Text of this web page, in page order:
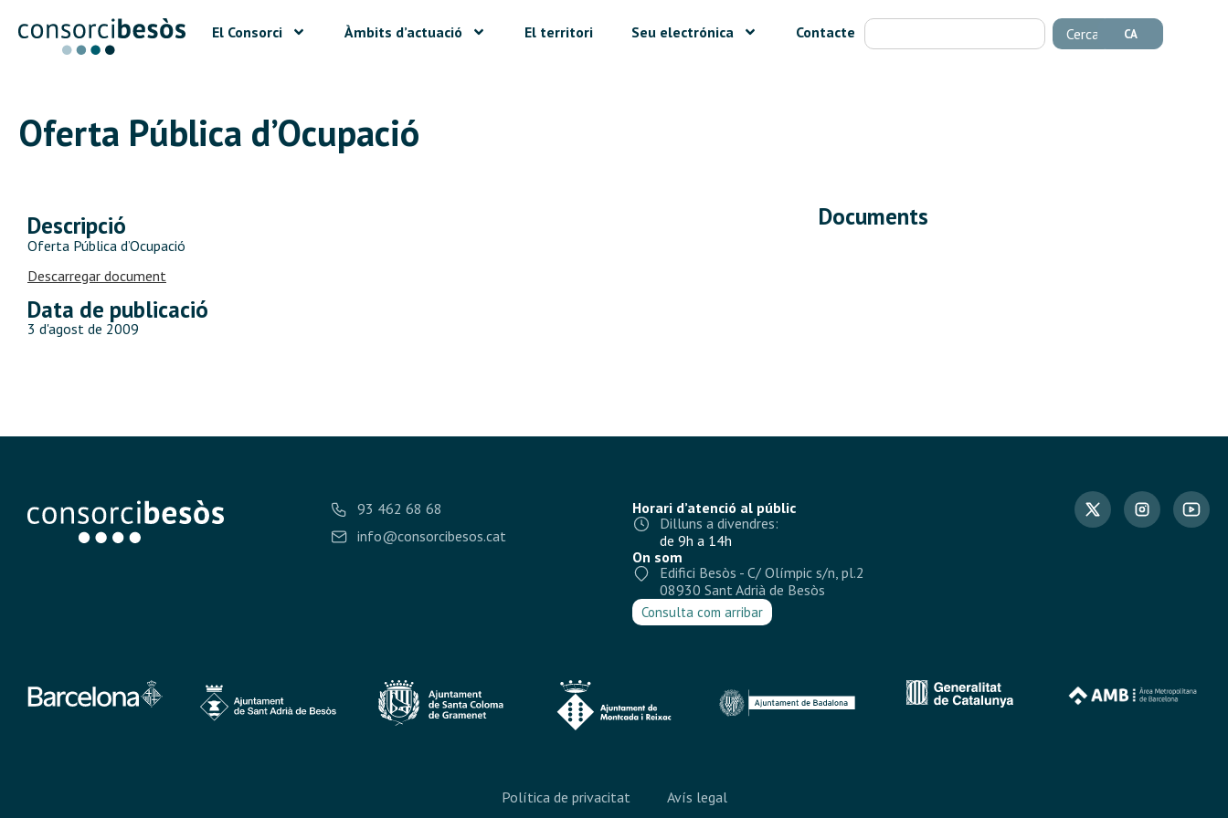
El Consorci Àmbits d’actuació El territori Seu electrónica Contacte Cerca CA
Oferta Pública d’Ocupació
Descripció
Oferta Pública d’Ocupació
Descarregar document
Data de publicació
3 d'agost de 2009
Documents
93 462 68 68
info@consorcibesos.cat
Horari d’atenció al públic
Dilluns a divendres:
de 9h a 14h
On som
Edifici Besòs - C/ Olímpic s/n, pl.2
08930 Sant Adrià de Besòs
Consulta com arribar
Política de privacitat Avís legal